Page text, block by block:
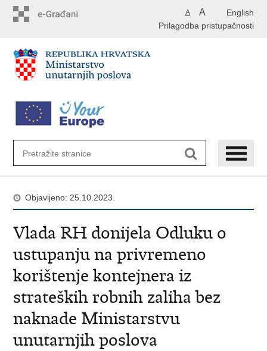
English
A A
Prilagodba pristupačnosti
Objavljeno: 25.10.2023.
Vlada RH donijela Odluku o
ustupanju na privremeno
korištenje kontejnera iz
strateških robnih zaliha bez
naknade Ministarstvu
unutarnjih poslova